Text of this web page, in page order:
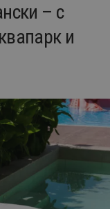
– с
и